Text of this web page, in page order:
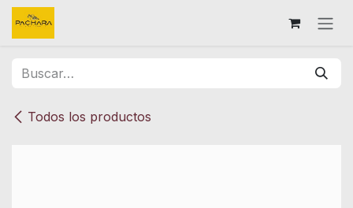
Ir al contenido
Todos los productos